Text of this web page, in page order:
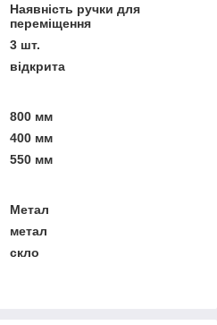
Наявність ручки для
переміщення
3 шт.
відкрита
800 мм
400 мм
550 мм
Метал
метал
скло